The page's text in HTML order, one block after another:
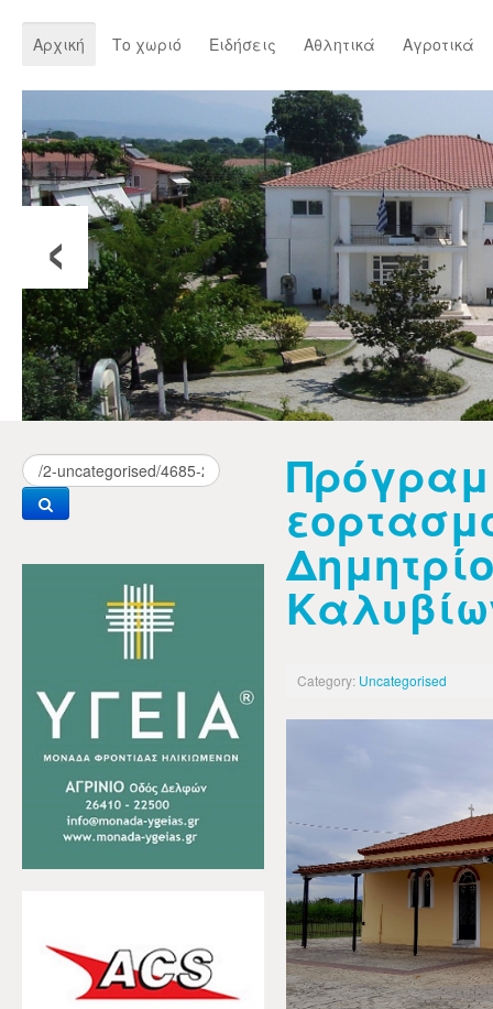
Αρχική Το χωριό Ειδήσεις Αθλητικά Αγροτικά
‹
Category: Uncategorised